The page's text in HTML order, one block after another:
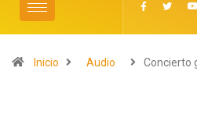
Inicio Audio Concierto